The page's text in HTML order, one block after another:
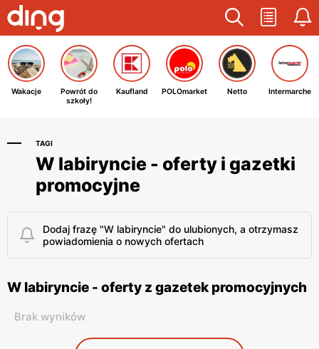
Wakacje
Powrót do
szkoły!
Kaufland POLOmarket Netto Intermarche
TAGI
W labiryncie - oferty i gazetki
promocyjne
Dodaj frazę "W labiryncie" do ulubionych, a otrzymasz
powiadomienia o nowych ofertach
W labiryncie - oferty z gazetek promocyjnych
Brak wyników